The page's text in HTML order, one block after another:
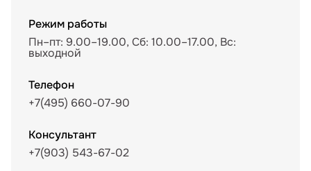
Режим работы
Пн–пт: 9.00–19.00, Сб: 10.00–17.00, Вс:
выходной
Телефон
+7(495) 660-07-90
Консультант
+7(903) 543-67-02